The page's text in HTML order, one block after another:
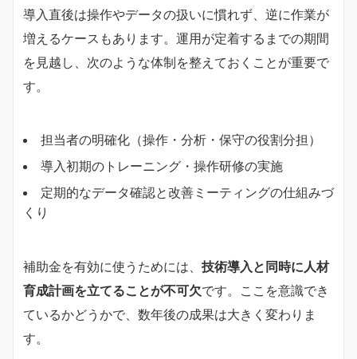
導入直後は操作やデータの扱いに慣れず、逆に作業が
増えるケースもあります。運用が定着するまでの期間
を見越し、次のような体制を整えておくことが重要で
す。
担当者の明確化（操作・分析・保守の役割分担）
導入初期のトレーニング・操作研修の実施
定期的なデータ確認と改善ミーティングの仕組みづ
くり
補助金を有効に使うためには、 技術導入と同時に人材
育成計画を立てることが不可欠です。ここを意識でき
ているかどうかで、数年後の成果は大きく変わりま
す。